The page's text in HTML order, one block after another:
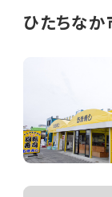
ひたちな